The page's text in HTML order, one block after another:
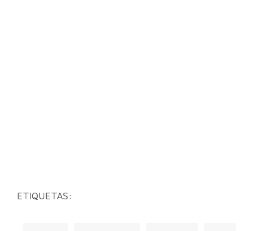
ETIQUETAS: